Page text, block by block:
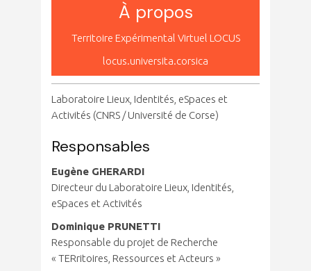
À propos
Territoire Expérimental Virtuel LOCUS
locus.universita.corsica
Laboratoire Lieux, Identités, eSpaces et
Activités (CNRS / Université de Corse)
Responsables
Eugène GHERARDI
Directeur du Laboratoire Lieux, Identités,
eSpaces et Activités
Dominique PRUNETTI
Responsable du projet de Recherche
« TERritoires, Ressources et Acteurs »